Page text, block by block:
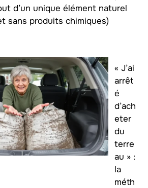
d’un unique élément naturel
sans produits chimiques)
« J’ai
arrêt
é
d’ach
eter
du
terre
au » :
la
méth